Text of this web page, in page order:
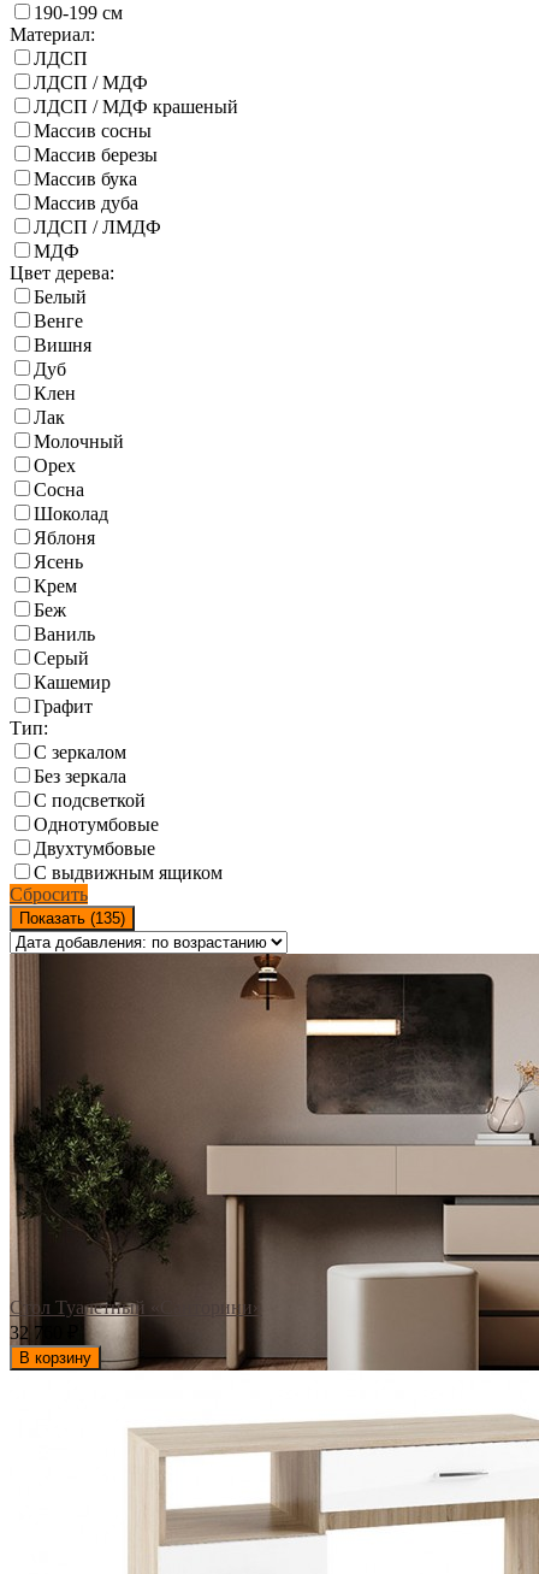
190-199 см
Материал:
ЛДСП
ЛДСП / МДФ
ЛДСП / МДФ крашеный
Массив сосны
Массив березы
Массив бука
Массив дуба
ЛДСП / ЛМДФ
МДФ
Цвет дерева:
Белый
Венге
Вишня
Дуб
Клен
Лак
Молочный
Орех
Сосна
Шоколад
Яблоня
Ясень
Крем
Беж
Ваниль
Серый
Кашемир
Графит
Тип:
С зеркалом
Без зеркала
С подсветкой
Однотумбовые
Двухтумбовые
С выдвижным ящиком
Сбросить
Показать (135)
Стол Туалетный «Санторини»
32 760
В корзину